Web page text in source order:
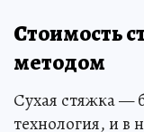
Стоимость
методом
Сухая стяжка —
технология, и в